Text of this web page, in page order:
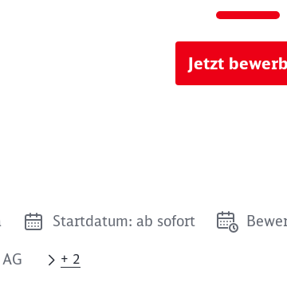
Jetzt
Startdatum: ab sofort
+ 2